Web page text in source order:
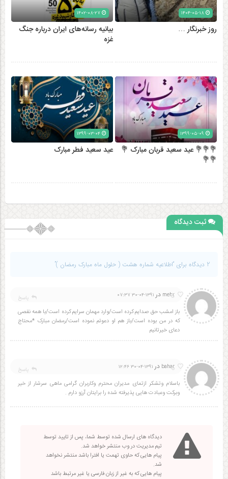
۱۴۰۴-۰۵-۱۸
روز خبرنگار …
بیانیه رسانه‌های ایران درباره جنگ
غزه
💐💐💐 عید سعید قربان مبارک 💐
💐💐
عید سعید فطر مبارک
ثبت دیدگاه
2 دیدگاه برای “اطلاعیه شماره هشت ( حلول ماه مبارک رمضان )”
5
mehr در ۱۳۹۱-۰۴-۳۰ ۰۷:۳۷
باز امشب حق صدایم کرده است/وارد مهمان سرایم کرده است/با همه نقصی
که در من بوده است/باز هم او دعوتم نموده است/رمضان مبارک *محتاج
دعای خیرتانیم
پاسخ
6
bahar در ۱۳۹۱-۰۴-۳۰ ۱۲:۴۶
باسلام وتشکر ازتمای مدیران محترم وکاربران گرامی ماهی سرشار از خیر
وبرکت وعبادت هایی پذیرفته شده را برایتان آرزو دارم .
پاسخ
دیدگاه های ارسال شده توسط شما، پس از تایید توسط
تیم مدیریت در وب منتشر خواهد شد.
پیام هایی که حاوی تهمت یا افترا باشد منتشر نخواهد
شد.
پیام هایی که به غیر از زبان فارسی یا غیر مرتبط باشد